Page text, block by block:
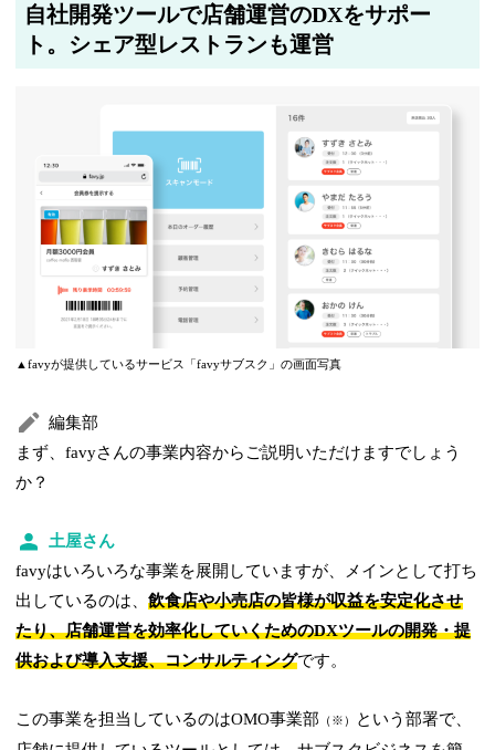
自社開発ツールで店舗運営のDXをサポー
ト。シェア型レストランも運営
▲favyが提供しているサービス「favyサブスク」の画面写真
編集部
まず、favyさんの事業内容からご説明いただけますでしょう
か？
土屋さん
favyはいろいろな事業を展開していますが、メインとして打ち
出しているのは、飲食店や小売店の皆様が収益を安定化させ
たり、店舗運営を効率化していくためのDXツールの開発・提
供および導入支援、コンサルティングです。
この事業を担当しているのはOMO事業部 （※）
という部署で、